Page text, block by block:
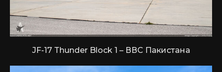
JF-17 Thunder Block 1 – ВВС Пакистана